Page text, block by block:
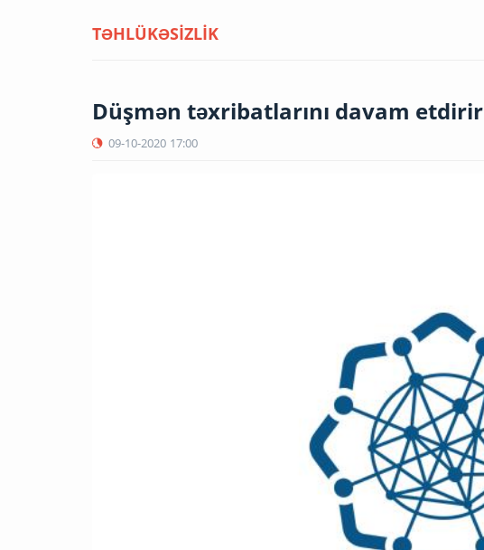
TƏHLÜKƏSİZLİK
Düşmən təxribatlarını davam etdirir
09-10-2020 17:00